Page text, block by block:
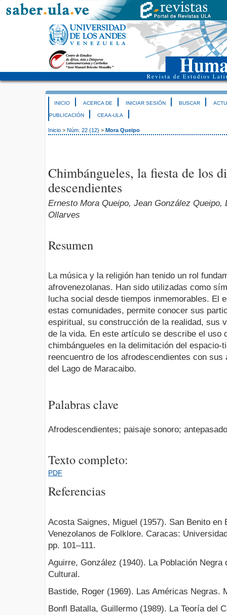
INICIO ACERCA DE INICIAR SESIÓN BUSCAR
PUBLICACIÓN CEAA-ULA
Inicio > Núm. 22 (12) > Mora Queipo
Chimbángueles, la fiesta de los
descendientes
Ernesto Mora Queipo, Jean González
Ollarves
Resumen
La música y la religión han tenido un rol
afrovenezolanas. Han sido utilizadas como
lucha social desde tiempos inmemorables. El
estas comunidades, permite conocer sus
espiritual, su construcción de la realidad, sus
de la vida. En este artículo se describe el uso
chimbángueles en la delimitación del espacio-
reencuentro de los afrodescendientes con
del Lago de Maracaibo.
Palabras clave
Afrodescendientes; paisaje sonoro;
Texto completo:
PDF
Referencias
Acosta Saignes, Miguel (1957). San Benito en
Venezolanos de Folklore. Caracas:
pp. 101–111.
Aguirre, González (1940). La Población
Cultural.
Bastide, Roger (1969). Las Américas Negras.
Bonfl Batalla, Guillermo (1989). La Teoría del